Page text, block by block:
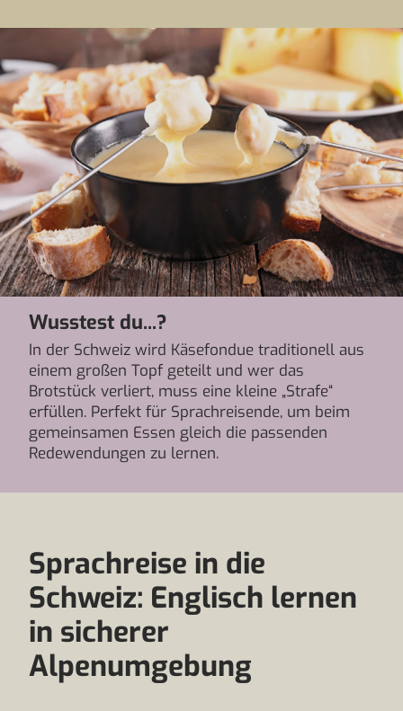
Wusstest du...?
In der Schweiz wird Käsefondue traditionell aus
einem großen Topf geteilt und wer das
Brotstück verliert, muss eine kleine „Strafe“
erfüllen. Perfekt für Sprachreisende, um beim
gemeinsamen Essen gleich die passenden
Redewendungen zu lernen.
Sprachreise in die
Schweiz: Englisch lernen
in sicherer
Alpenumgebung